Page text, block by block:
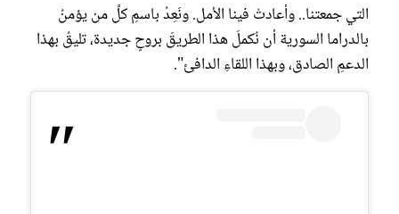
التي جمعتنا.. وأعادتْ فينا الأمل. ونَعِدُ باسمِ كلِّ من يؤمنُ
بالدراما السورية أن نُكملَ هذا الطريقَ بروحٍ جديدة، تليقُ بهذا
الدعمِ الصادق، وبهذا اللقاءِ الدافئ".